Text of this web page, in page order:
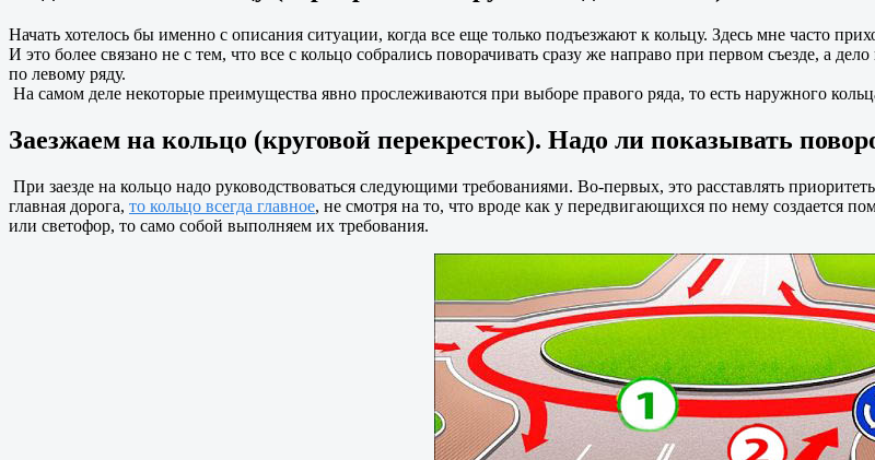
Начать хотелось бы именно с описания ситуации, когда все еще только подъезжают к кольцу. Здесь мне часто
И это более связано не с тем, что все с кольцо собрались поворачивать сразу же направо при первом съезде, а
по левому ряду.
На самом деле некоторые преимущества явно прослеживаются при выборе правого ряда, то есть наружного
Заезжаем на кольцо (круговой перекресток). Надо ли показывать
При заезде на кольцо надо руководствоваться следующими требованиями. Во-первых, это расставлять
главная дорога, то кольцо всегда главное, не смотря на то, что вроде как у передвигающихся по нему создается
или светофор, то само собой выполняем их требования.